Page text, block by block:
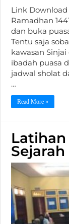
Link
Ramadhan
dan buka
Tentu saja
kawasan
ibadah puasa
jadwal sholat
…
Read More »
Latihan